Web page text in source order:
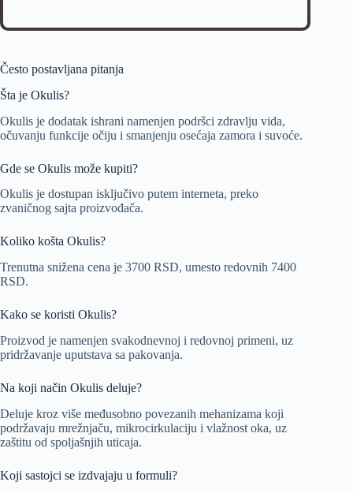
Često postavljana pitanja
Šta je Okulis?
Okulis je dodatak ishrani namenjen podršci zdravlju vida,
očuvanju funkcije očiju i smanjenju osećaja zamora i suvoće.
Gde se Okulis može kupiti?
Okulis je dostupan isključivo putem interneta, preko
zvaničnog sajta proizvođača.
Koliko košta Okulis?
Trenutna snižena cena je 3700 RSD, umesto redovnih 7400
RSD.
Kako se koristi Okulis?
Proizvod je namenjen svakodnevnoj i redovnoj primeni, uz
pridržavanje uputstava sa pakovanja.
Na koji način Okulis deluje?
Deluje kroz više međusobno povezanih mehanizama koji
podržavaju mrežnjaču, mikrocirkulaciju i vlažnost oka, uz
zaštitu od spoljašnjih uticaja.
Koji sastojci se izdvajaju u formuli?